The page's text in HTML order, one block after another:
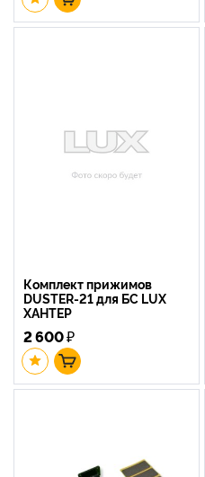
Комплект прижимов
DUSTER-21 для БС LUX
ХАНТЕР
2 600₽